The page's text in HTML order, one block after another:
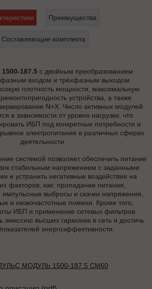
Преимущества
Составляющие комплекта
187.5с двойным преобразованием
входом и трёхфазным выходом
плотность мощности, максимальную
устройства, а также
N+X. Число активных модулей
в зависимости от уровня нагрузки, что
ИБП под конкретные потребности и
электропитание в различных сферах
деятельности.
системой позволяет обеспечить питание
стабильным напряжением с заданными
и устранить негативные воздействия на
факторов, как: пропадание питания,
выбросы и скачки напряжения,
и низкочастотные помехи. Кроме того,
ИБП и применение сетевых фильтров
эмиссию высших гармоник в сеть и достичь
энергоэффективности.